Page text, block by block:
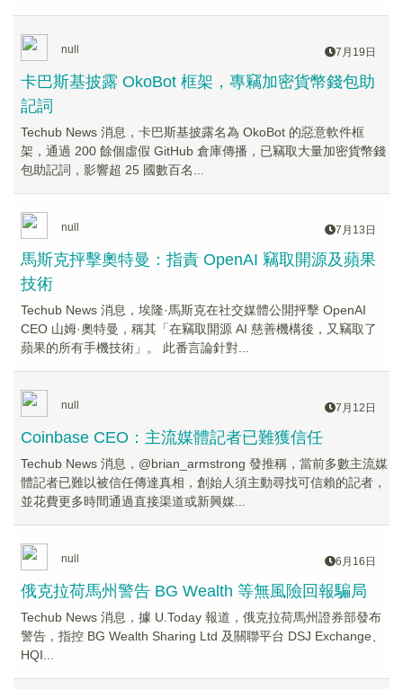
null 7月19日
卡巴斯基披露 OkoBot 框架，專竊加密貨幣錢包助
記詞
Techub News 消息，卡巴斯基披露名為 OkoBot 的惡意軟件框
架，通過 200 餘個虛假 GitHub 倉庫傳播，已竊取大量加密貨幣錢
包助記詞，影響超 25 國數百名...
null 7月13日
馬斯克抨擊奧特曼：指責 OpenAI 竊取開源及蘋果
技術
Techub News 消息，埃隆·馬斯克在社交媒體公開抨擊 OpenAI
CEO 山姆·奧特曼，稱其「在竊取開源 AI 慈善機構後，又竊取了
蘋果的所有手機技術」。 此番言論針對...
null 7月12日
Coinbase CEO：主流媒體記者已難獲信任
Techub News 消息，@brian_armstrong 發推稱，當前多數主流媒
體記者已難以被信任傳達真相，創始人須主動尋找可信賴的記者，
並花費更多時間通過直接渠道或新興媒...
null 6月16日
俄克拉荷馬州警告 BG Wealth 等無風險回報騙局
Techub News 消息，據 U.Today 報道，俄克拉荷馬州證券部發布
警告，指控 BG Wealth Sharing Ltd 及關聯平台 DSJ Exchange、
HQI...